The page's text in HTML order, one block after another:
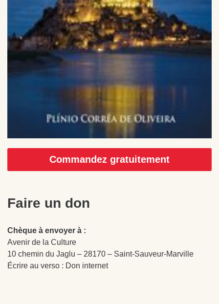
Commandez gratuitement
Faire un don
Chèque à envoyer à :
Avenir de la Culture
10 chemin du Jaglu – 28170 – Saint-Sauveur-Marville
Écrire au verso : Don internet